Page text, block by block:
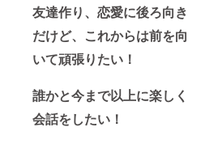
友達作り、恋愛に後ろ向き
だけど、これからは前を向
いて頑張りたい！
誰かと今まで以上に楽しく
会話をしたい！